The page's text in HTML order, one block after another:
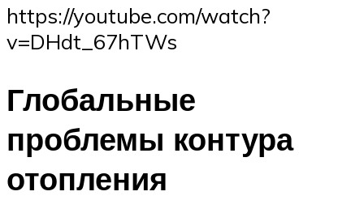
https://youtube.com/watch?
v=DHdt_67hTWs
Глобальные
проблемы контура
отопления